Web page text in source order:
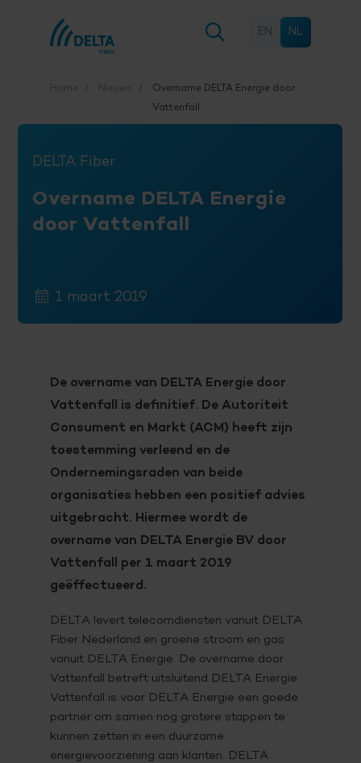
EN NL
Home Nieuws
Overname DELTA Energie door
Vattenfall
DELTA Fiber
Overname DELTA Energie
door Vattenfall
1 maart 2019
De overname van DELTA Energie door
Vattenfall is definitief. De Autoriteit
Consument en Markt (ACM) heeft zijn
toestemming verleend en de
Ondernemingsraden van beide
organisaties hebben een positief advies
uitgebracht. Hiermee wordt de
overname van DELTA Energie BV door
Vattenfall per 1 maart 2019
geëffectueerd.
DELTA levert telecomdiensten vanuit DELTA
Fiber Nederland en groene stroom en gas
vanuit DELTA Energie. De overname door
Vattenfall betreft uitsluitend DELTA Energie.
Vattenfall is voor DELTA Energie een goede
partner om samen nog grotere stappen te
kunnen zetten in een duurzame
energievoorziening aan klanten. DELTA